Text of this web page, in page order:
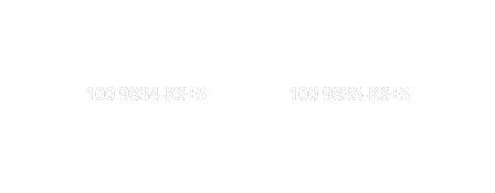
100 9834-KS+5 100 9835-KS+5